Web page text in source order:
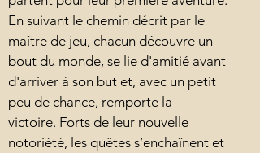
En suivant le chemin décrit par le
maître de jeu, chacun découvre un
bout du monde, se lie d'amitié avant
d'arriver à son but et, avec un petit
peu de chance, remporte la
victoire. Forts de leur nouvelle
notoriété, les quêtes s’enchaînent et